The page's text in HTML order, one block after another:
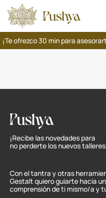
¡Te ofrezco 30 min para
¡Recibe las novedades para
no perderte los nuevos
Con el tantra y otras
Gestalt quiero guiarte hacia
comprensión de ti mismo/a y